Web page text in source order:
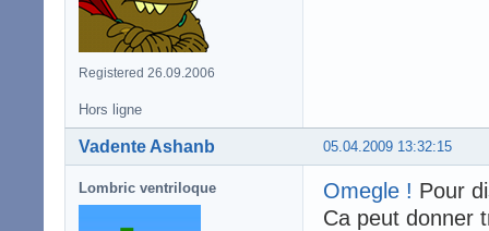
Registered 26.09.2006
Hors ligne
05.04.2009 13:32:15
Vadente Ashanb
Lombric ventriloque Omegle ! Pour
Ca peut donner